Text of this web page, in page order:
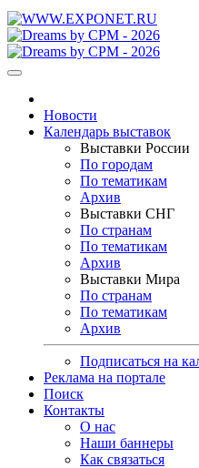
Новости
Календарь выставок
Выставки России
По городам
По тематикам
Архив
Выставки СНГ
По странам
По тематикам
Архив
Выставки Мира
По странам
По тематикам
Архив
Подписаться на
Реклама на портале
Поиск
Контакты
О нас
Наши баннеры
Как связаться